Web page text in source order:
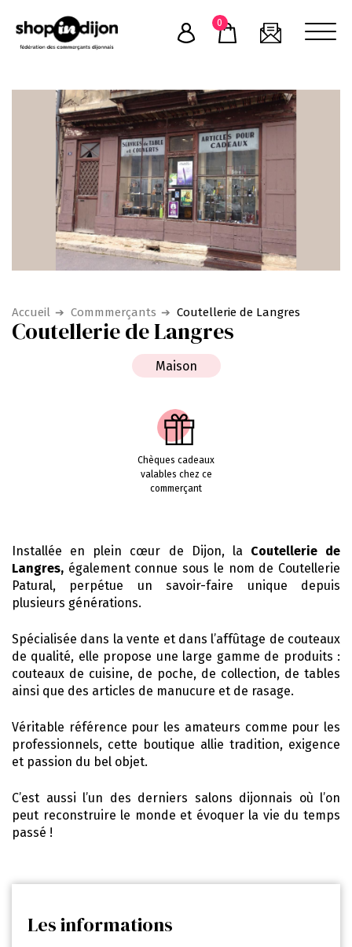
content
0
Accueil Commmerçants Coutellerie de Langres
Coutellerie de Langres
Maison
Chèques cadeaux
valables chez ce
commerçant
Installée en plein cœur de Dijon, la Coutellerie de
Langres, également connue sous le nom de Coutellerie
Patural, perpétue un savoir-faire unique depuis
plusieurs générations.
Spécialisée dans la vente et dans l’affûtage de couteaux
de qualité, elle propose une large gamme de produits :
couteaux de cuisine, de poche, de collection, de tables
ainsi que des articles de manucure et de rasage.
Véritable référence pour les amateurs comme pour les
professionnels, cette boutique allie tradition, exigence
et passion du bel objet.
C’est aussi l’un des derniers salons dijonnais où l’on
peut reconstruire le monde et évoquer la vie du temps
passé !
Les informations